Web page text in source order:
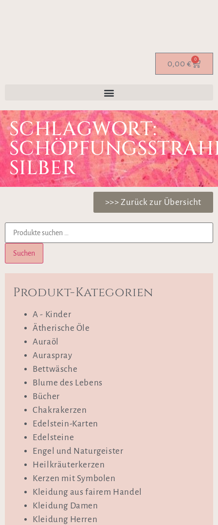
0,00 € 0
SCHLAGWORT:
SILBER
>>> Zurück zur Übersicht
Suchen
Produkt-Kategorien
A - Kinder
Ätherische Öle
Auraöl
Auraspray
Bettwäsche
Blume des Lebens
Bücher
Chakrakerzen
Edelstein-Karten
Edelsteine
Engel und Naturgeister
Heilkräuterkerzen
Kerzen mit Symbolen
Kleidung aus fairem Handel
Kleidung Damen
Kleidung Herren